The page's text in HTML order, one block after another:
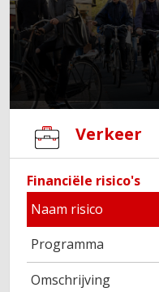
Verkeer
Financiële risico's
Naam risico
Programma
Omschrijving